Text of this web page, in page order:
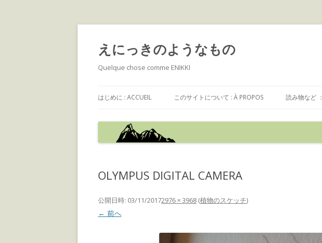
えにっきのようなもの
Quelque chose comme ENIKKI
はじめに : ACCUEIL このサイトについて : À PROPOS 読み物など
OLYMPUS DIGITAL CAMERA
公開日時: 03/11/20172976 × 3968 (植物のスケッチ)
← 前へ